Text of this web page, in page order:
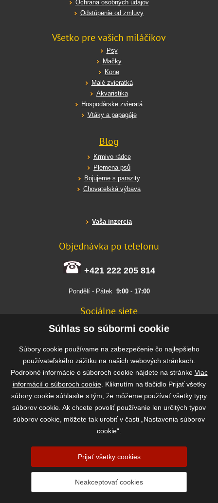
Ochrana osobných údajov
Odstúpenie od zmluvy
Všetko pre vašich miláčikov
Psy
Mačky
Kone
Malé zvieratká
Akvaristika
Hospodárske zvieratá
Vtáky a papagáje
Blog
Krmivo rádce
Plemena psů
Bojujeme s parazity
Chovatelská výbava
Vaša inzercia
Objednávka po telefonu
+421 222 205 814
Pondělí - Pátek 9:00- 17:00
Sociálne siete
FACEBOOK
Rýchla a bezpečná platba
2026 ©www.vasekrmivo.sk- Tomáš Kroupa e-shop, Kanice 307, 664 01
Brno-venkov, IČ: 75785439
Súhlas so súbormi cookie
Súbory cookie používame na zabezpečenie čo najlepšieho
používateľského zážitku na našich webových stránkach.
Podrobné informácie o súboroch cookie nájdete na stránke Viac
informácií o súboroch cookie. Kliknutím na tlačidlo Prijať všetky
súbory cookie súhlasíte s tým, že môžeme používať všetky typy
súborov cookie. Ak chcete povoliť používanie len určitých typov
súborov cookie, môžete tak urobiť v časti „Nastavenia súborov
cookie“.
Prijať všetky cookies
Neakceptovať cookies